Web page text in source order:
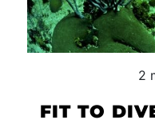
2
FIT TO